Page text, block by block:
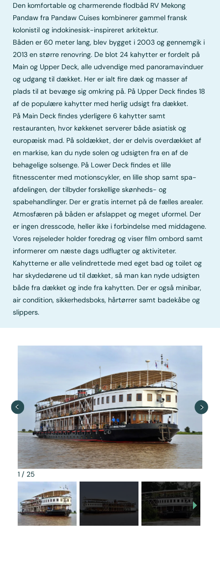
Den komfortable og charmerende flodbåd RV Mekong
Pandaw fra Pandaw Cuises kombinerer gammel fransk
kolonistil og indokinesisk-inspireret arkitektur.
Båden er 60 meter lang, blev bygget i 2003 og gennemgik i
2013 en større renovring. De blot 24 kahytter er fordelt på
Main og Upper Deck, alle udvendige med panoramavinduer
og udgang til dækket. Her er ialt fire dæk og masser af
plads til at bevæge sig omkring på. På Upper Deck findes 18
af de populære kahytter med herlig udsigt fra dækket.
På Main Deck findes yderligere 6 kahytter samt
restauranten, hvor køkkenet serverer både asiatisk og
europæisk mad. På soldækket, der er delvis overdækket af
en markise, kan du nyde solen og udsigten fra en af de
behagelige solsenge. På Lower Deck findes et lille
fitnesscenter med motionscykler, en lille shop samt spa-
afdelingen, der tilbyder forskellige skønheds- og
spabehandlinger. Der er gratis internet på de fælles arealer.
Atmosfæren på båden er afslappet og meget uformel. Der
er ingen dresscode, heller ikke i forbindelse med middagene.
Vores rejseleder holder foredrag og viser film ombord samt
informerer om næste dags udflugter og aktiviteter.
Kahytterne er alle velindrettede med eget bad og toilet og
har skydedørene ud til dækket, så man kan nyde udsigten
både fra dækket og inde fra kahytten. Der er også minibar,
air condition, sikkerhedsboks, hårtørrer samt badekåbe og
slippers.
1/ 25